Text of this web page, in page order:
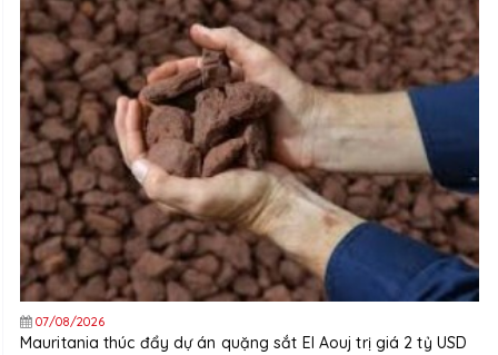
07/08/2026
Mauritania thúc đẩy dự án quặng sắt El Aouj trị giá 2 tỷ USD